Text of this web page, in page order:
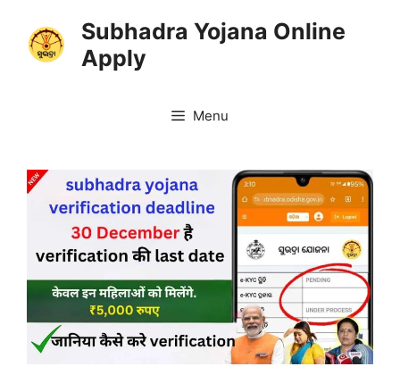
content
Subhadra Yojana Online
Apply
Menu